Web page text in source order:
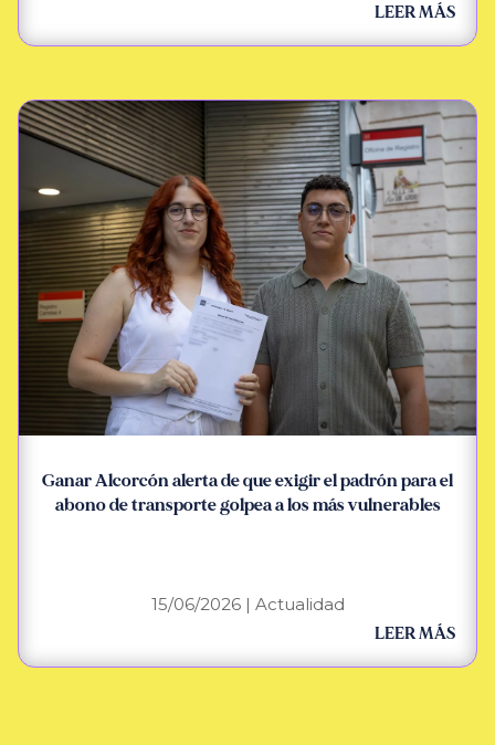
LEER MÁS
Ganar Alcorcón alerta de que exigir el padrón para el
abono de transporte golpea a los más vulnerables
15/06/2026| Actualidad
LEER MÁS